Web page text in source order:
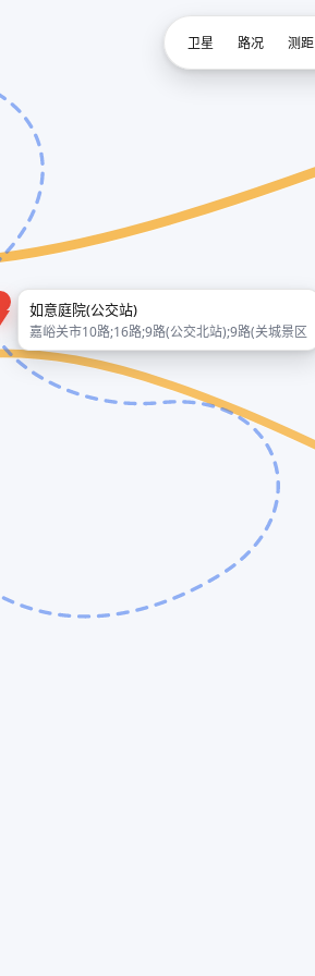
如意庭院(公交站)
嘉峪关市10路;16路;9路(公交北站);9路(关城景区
卫星 路况 测距